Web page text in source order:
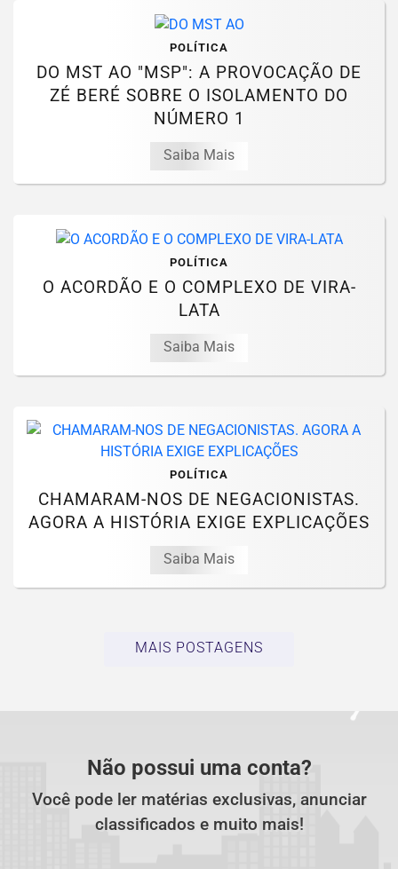
POLÍTICA
DO MST AO "MSP": A PROVOCAÇÃO DE
ZÉ BERÉ SOBRE O ISOLAMENTO DO
NÚMERO 1
Saiba Mais
POLÍTICA
O ACORDÃO E O COMPLEXO DE VIRA-
LATA
Saiba Mais
POLÍTICA
CHAMARAM-NOS DE NEGACIONISTAS.
AGORA A HISTÓRIA EXIGE EXPLICAÇÕES
Saiba Mais
MAIS POSTAGENS
Não possui uma conta?
Você pode ler matérias exclusivas, anunciar
classificados e muito mais!